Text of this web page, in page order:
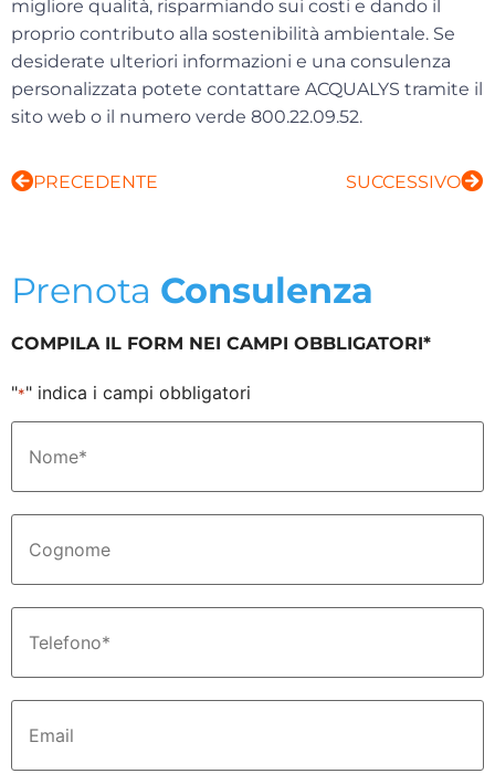
migliore qualità, risparmiando sui costi e dando il
proprio contributo alla sostenibilità ambientale. Se
desiderate ulteriori informazioni e una consulenza
personalizzata potete contattare ACQUALYS tramite il
sito web o il numero verde 800.22.09.52.
PRECEDENTE SUCCESSIVO
Prenota Consulenza
COMPILA IL FORM NEI CAMPI OBBLIGATORI*
"*" indica i campi obbligatori